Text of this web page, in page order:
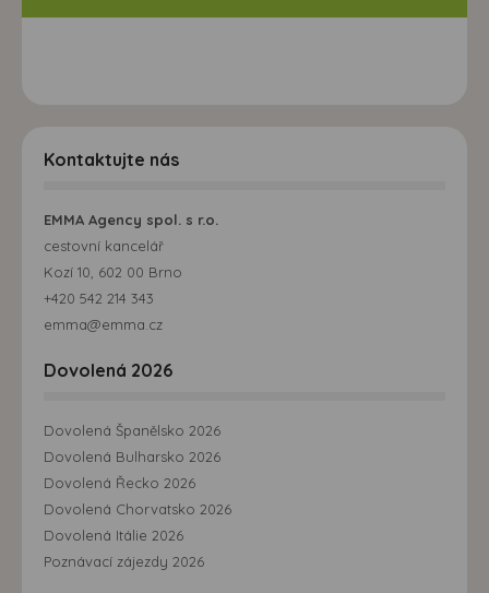
Kontaktujte nás
EMMA Agency spol. s r.o.
cestovní kancelář
Kozí 10, 602 00 Brno
+420 542 214 343
emma@emma.cz
Dovolená 2026
Dovolená Španělsko 2026
Dovolená Bulharsko 2026
Dovolená Řecko 2026
Dovolená Chorvatsko 2026
Dovolená Itálie 2026
Poznávací zájezdy 2026